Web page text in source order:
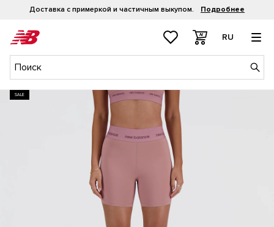
Доставка с примеркой и частичным выкупом. Подробнее
RU
SALE